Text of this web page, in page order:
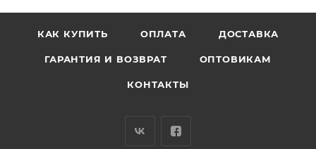
КАК КУПИТЬ ОПЛАТА ДОСТАВКА
ГАРАНТИЯ И ВОЗВРАТ ОПТОВИКАМ
КОНТАКТЫ